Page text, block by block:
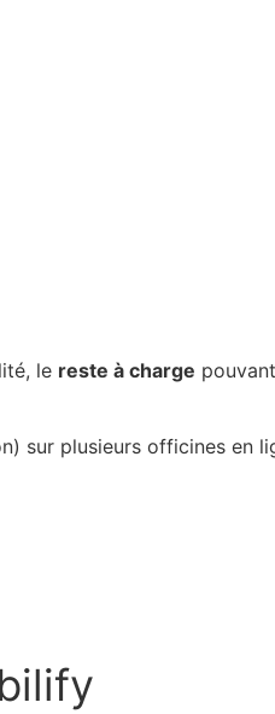
le reste à charge
sur plusieurs officines en